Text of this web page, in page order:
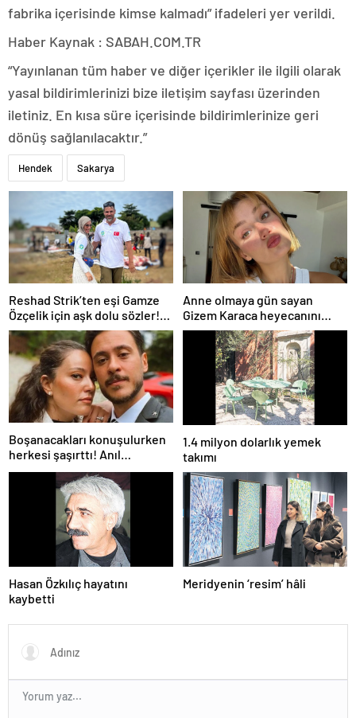
fabrika içerisinde kimse kalmadı” ifadeleri yer verildi.
Haber Kaynak : SABAH.COM.TR
“Yayınlanan tüm haber ve diğer içerikler ile ilgili olarak
yasal bildirimlerinizi bize iletişim sayfası üzerinden
iletiniz. En kısa süre içerisinde bildirimlerinize geri
dönüş sağlanılacaktır.”
Hendek Sakarya
Reshad Strik’ten eşi Gamze
Özçelik için aşk dolu sözler!
“Benim cennetim…”
Anne olmaya gün sayan
Gizem Karaca heyecanını
paylaştı! “Senelerdir annelik
yapıyorum ama bu sene
farklı…”
Boşanacakları konuşulurken
herkesi şaşırttı! Anıl
Altan’dan Pelin Akil’e
duygusal Anneler Günü
1.4 milyon dolarlık yemek
takımı
Hasan Özkılıç hayatını
kaybetti
Meridyenin ‘resim’ hâli